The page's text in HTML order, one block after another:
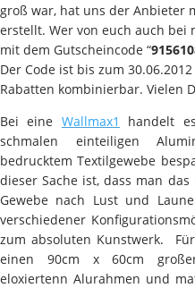
groß war, hat uns der Anbieter
erstellt. Wer von euch auch bei
mit dem Gutscheincode “
Der Code ist bis zum
Rabatten kombinierbar. Vielen
Bei eine Wallmax1
handelt
schmalen einteiligen
bedrucktem Textilgewebe
dieser Sache ist, dass man
Gewebe nach Lust und
verschiedener
zum absoluten Kunstwerk.
einen 90cm x 60cm
eloxiertenn Alurahmen und